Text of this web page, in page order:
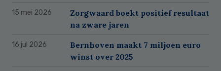
15 mei 2026
Zorgwaard boekt positief resultaat
na zware jaren
16 jul 2026
Bernhoven maakt 7 miljoen euro
winst over 2025